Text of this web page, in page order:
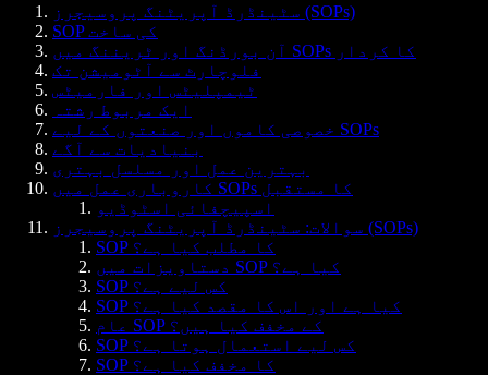
سٹینڈرڈ آپریٹنگ پروسیجرز (SOPs)
SOP کی ساخت
آن بورڈنگ اور ٹریننگ میں SOPs کا کردار
فلوچارٹ سے آٹومیشن تک
ٹیمپلیٹس اور فارمیٹس
ایک مربوط رشتہ
خصوصی کاموں اور صنعتوں کے لیے SOPs
بنیادیات سے آگے
بہترین عمل اور مسلسل بہتری
کاروباری عمل میں SOPs کا مستقبل
اسپیچفائی اسٹوڈیو
سوالات: سٹینڈرڈ آپریٹنگ پروسیجرز (SOPs)
SOP کا مطلب کیا ہے؟
دستاویزات میں SOP کیا ہے؟
SOP کس لیے ہے؟
SOP کیا ہے اور اس کا مقصد کیا ہے؟
عام SOP کے مخفف کیا ہیں؟
SOP کس لیے استعمال ہوتا ہے؟
SOP کا مخفف کیا ہے؟